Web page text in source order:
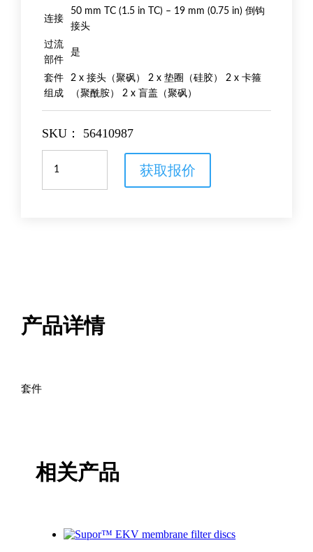
连接
50 mm TC (1.5 in TC) – 19 mm (0.75 in) 倒钩
接头
过流
部件
是
套件
组成
2 x 接头（聚砜） 2 x 垫圈（硅胶） 2 x 卡箍
（聚酰胺） 2 x 盲盖（聚砜）
SKU： 56410987
mm
接
头
获取报价
产品详情
套件
相关产品